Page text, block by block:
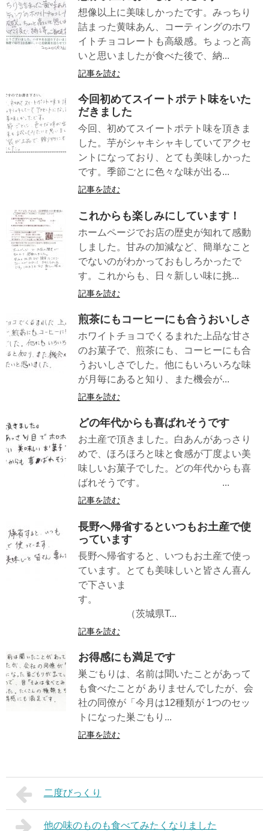
想像以上に美味しかったです。みっちり
詰まった黄味あん、コーティングのホワ
イトチョコレートも高級感。ちょっと高
いと思いましたが食べた後で、納...
記事を読む
今回初めてスイートポテト味をいた
だきました
今回、初めてスイートポテト味を頂きま
した。芋がシャキシャキしていてアクセ
ントになっており、とても美味しかった
です。季節ごとに色々な味が出る...
記事を読む
これからも楽しみにしています！
ホームページでお店の歴史が知れて感動
しました。甘みの加減など、簡単なこと
でないのがわかっておもしろかったで
す。これからも、日々新しい味に挑...
記事を読む
煎茶にもコーヒーにも合うおいしさ
ホワイトチョコでくるまれた上品な甘さ
のお菓子で、煎茶にも、コーヒーにも合
うおいしさでした。他にもいろいろな味
が月毎にあると知り、また機会が...
記事を読む
どの年代からも喜ばれそうです
お土産で頂きました。白あんがあっさり
めで、ほろほろと味と食感が丁度よい美
味しいお菓子でした。どの年代からも喜
ばれそうです。 ...
記事を読む
長野へ帰省するといつもお土産で使
っています
長野へ帰省すると、いつもお土産で使っ
ています。とても美味しいと皆さん喜ん
で下さいま
す。
（茨城県T...
記事を読む
お得感にも満足です
巣ごもりは、名前は聞いたことがあって
も食べたことが ありませんでしたが、会
社の同僚が「今月は12種類が 1つのセッ
トになった巣ごもり...
記事を読む
二度びっくり
他の味のものも食べてみたくなりました